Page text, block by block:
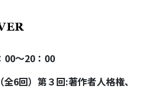
00～20：00
6回）第３回:著作者人格権、